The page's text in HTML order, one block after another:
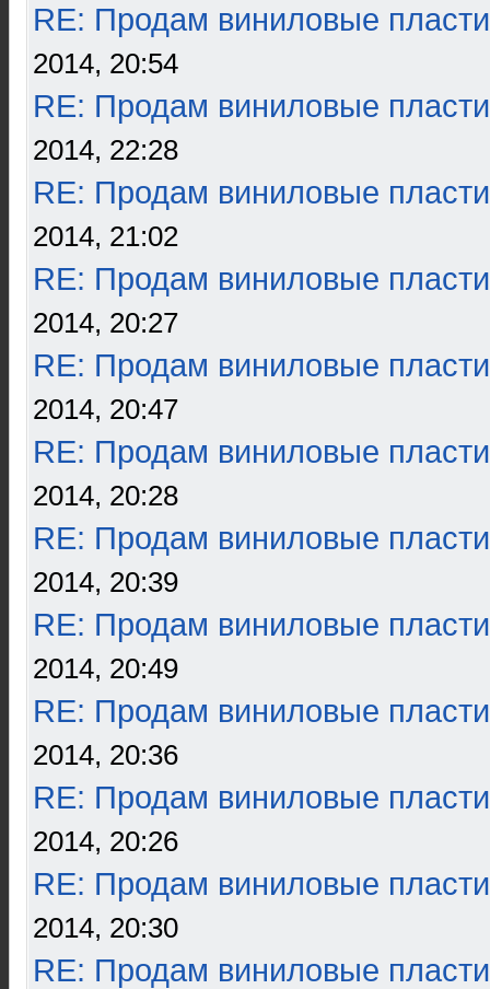
RE: Продам виниловые
2014, 20:54
RE: Продам виниловые
2014, 22:28
RE: Продам виниловые
2014, 21:02
RE: Продам виниловые
2014, 20:27
RE: Продам виниловые
2014, 20:47
RE: Продам виниловые
2014, 20:28
RE: Продам виниловые
2014, 20:39
RE: Продам виниловые
2014, 20:49
RE: Продам виниловые
2014, 20:36
RE: Продам виниловые
2014, 20:26
RE: Продам виниловые
2014, 20:30
RE: Продам виниловые